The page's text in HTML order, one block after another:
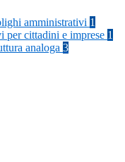
amministrativi 1
per cittadini e imprese 1
analoga 3